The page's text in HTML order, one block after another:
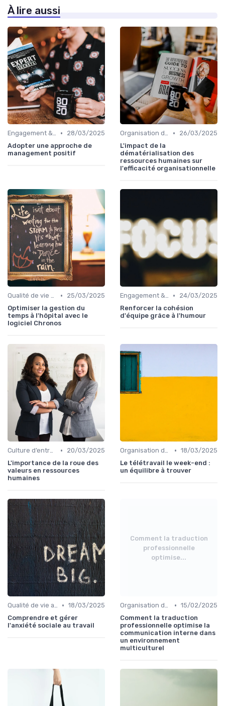
À lire aussi
Engagement & motivation des collaborateurs •
28/03/2025
Adopter une approche de
management positif
Organisation du travail & modes hybrides •
26/03/2025
L'impact de la
dématérialisation des
ressources humaines sur
l'efficacité organisationnelle
Qualité de vie au travail (QVT) •
25/03/2025
Optimiser la gestion du
temps à l'hôpital avec le
logiciel Chronos
Engagement & motivation des collaborateurs •
24/03/2025
Renforcer la cohésion
d'équipe grâce à l'humour
Culture d’entreprise & valeurs •
20/03/2025
L'importance de la roue des
valeurs en ressources
humaines
Organisation du travail & modes hybrides • 18/03/2025
Le télétravail le week-end :
un équilibre à trouver
Qualité de vie au travail (QVT) • 18/03/2025
Comprendre et gérer
l'anxiété sociale au travail
Comment la traduction
professionnelle
optimise...
Organisation du travail & modes hybrides • 15/02/2025
Comment la traduction
professionnelle optimise la
communication interne dans
un environnement
multiculturel